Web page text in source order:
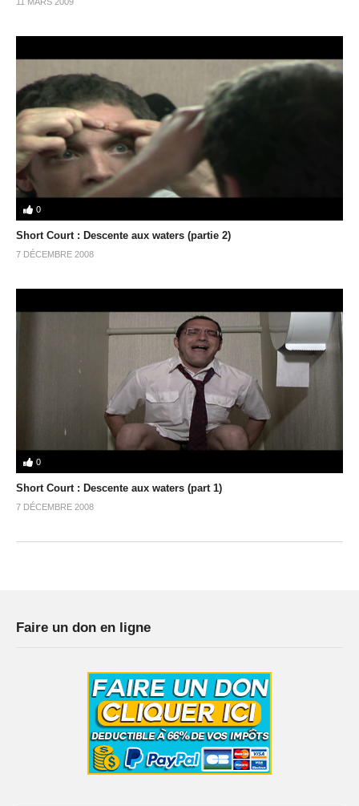
0
Short Court : Descente aux waters (partie 2)
7 DÉCEMBRE 2008
0
Short Court : Descente aux waters (part 1)
7 DÉCEMBRE 2008
Faire un don en ligne